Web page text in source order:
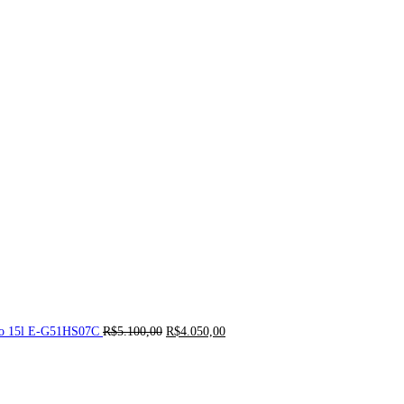
15l E-G51HS07C R$5.100,00 R$4.050,00